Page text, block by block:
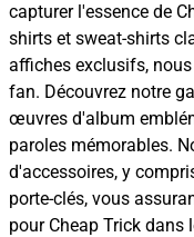
capturer l'essence de
shirts et sweat-shirts
affiches exclusifs,
fan. Découvrez notre
œuvres d'album
paroles mémorables.
d'accessoires, y
porte-clés, vous
pour Cheap Trick dans